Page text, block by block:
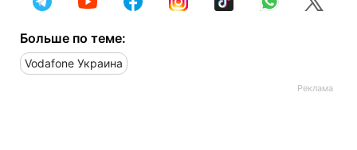
Больше по теме:
Vodafone Украина